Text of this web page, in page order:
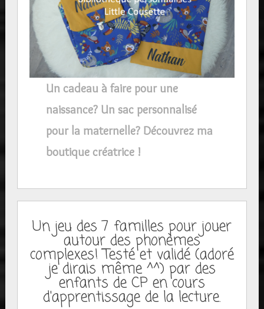
Un cadeau à faire pour une
naissance? Un sac personnalisé
pour la maternelle? Découvrez ma
boutique créatrice !
Un jeu des 7 familles pour jouer
autour des phonèmes
complexes! Testé et validé (adoré
je dirais même ^^) par des
enfants de CP en cours
d'apprentissage de la lecture.